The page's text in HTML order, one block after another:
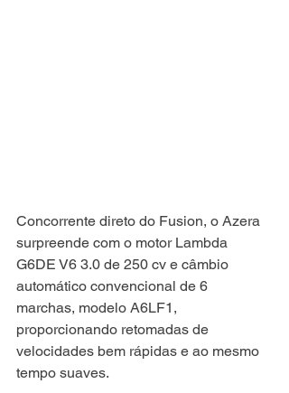
Concorrente direto do Fusion, o Azera
surpreende com o motor Lambda
G6DE V6 3.0 de 250 cv e câmbio
automático convencional de 6
marchas, modelo A6LF1,
proporcionando retomadas de
velocidades bem rápidas e ao mesmo
tempo suaves.